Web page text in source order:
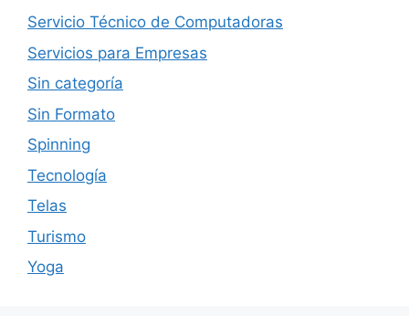
Servicio Técnico de Computadoras
Servicios para Empresas
Sin categoría
Sin Formato
Spinning
Tecnología
Telas
Turismo
Yoga